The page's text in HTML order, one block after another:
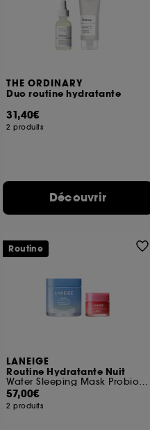
THE ORDINARY
Duo routine hydratante
31,40€
2 produits
Découvrir
LANEIGE
Routine Hydratante Nuit
Water Sleeping Mask Probiotics et Lip sleeping mask
57,00€
2 produits
Routine